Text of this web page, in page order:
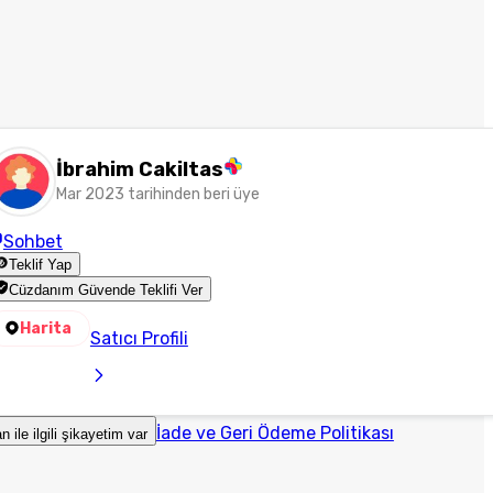
İbrahim Cakiltas
Mar 2023 tarihinden beri üye
Sohbet
Teklif Yap
Cüzdanım Güvende Teklifi Ver
Harita Satıcı Profili
ile ilgili şikayetim var İade ve Geri Ödeme Politikası